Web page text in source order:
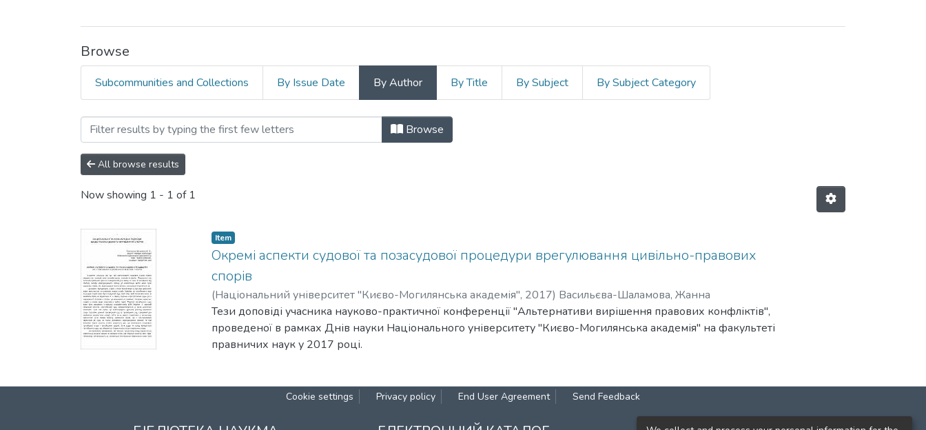
Browse
Subcommunities and Collections By Issue Date By Author By Title By Subject By Subject Category
Browsing Дні науки Національного університету "Києво-Могилянська академія" by Author
Browse
All browse results
Now showing 1 - 1 of 1
Item
Окремі аспекти судової та позасудової процедури врегулювання цивільно-правових
спорів
(Національний університет "Києво-Могилянська академія", 2017) Васильєва-Шаламова, Жанна
Тези доповіді учасника науково-практичної конференції "Альтернативи вирішення правових конфліктів",
проведеної в рамках Днів науки Національного університету "Києво-Могилянська академія" на факультеті
правничих наук у 2017 році.
Cookie settings Privacy policy End User Agreement Send Feedback